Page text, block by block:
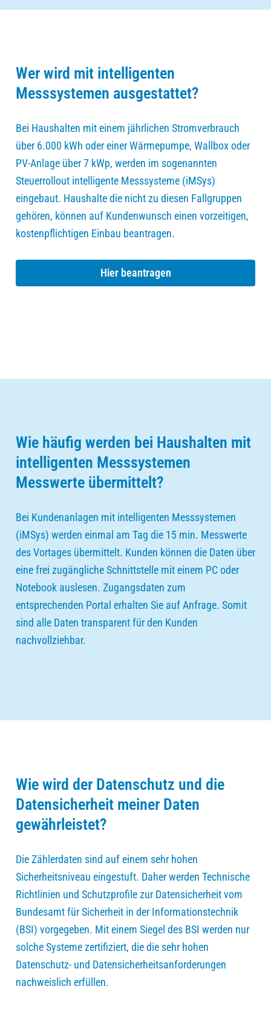
Wer wird mit intelligenten
Messsystemen ausgestattet?
Bei Haushalten mit einem jährlichen Stromverbrauch
über 6.000 kWh oder einer Wärmepumpe, Wallbox oder
PV-Anlage über 7 kWp, werden im sogenannten
Steuerrollout intelligente Messsysteme (iMSys)
eingebaut. Haushalte die nicht zu diesen Fallgruppen
gehören, können auf Kundenwunsch einen vorzeitigen,
kostenpflichtigen Einbau beantragen.
Hier beantragen
Wie häufig werden bei Haushalten mit
intelligenten Messsystemen
Messwerte übermittelt?
Bei Kundenanlagen mit intelligenten Messsystemen
(iMSys) werden einmal am Tag die 15 min. Messwerte
des Vortages übermittelt. Kunden können die Daten über
eine frei zugängliche Schnittstelle mit einem PC oder
Notebook auslesen. Zugangsdaten zum
entsprechenden Portal erhalten Sie auf Anfrage. Somit
sind alle Daten transparent für den Kunden
nachvollziehbar.
Wie wird der Datenschutz und die
Datensicherheit meiner Daten
gewährleistet?
Die Zählerdaten sind auf einem sehr hohen
Sicherheitsniveau eingestuft. Daher werden Technische
Richtlinien und Schutzprofile zur Datensicherheit vom
Bundesamt für Sicherheit in der Informationstechnik
(BSI) vorgegeben. Mit einem Siegel des BSI werden nur
solche Systeme zertifiziert, die die sehr hohen
Datenschutz- und Datensicherheitsanforderungen
nachweislich erfüllen.